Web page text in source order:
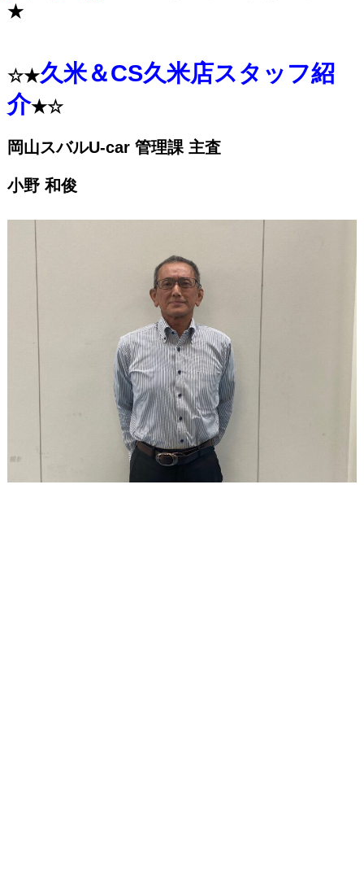
★
☆★久米＆CS久米店スタッフ紹
介★☆
岡山スバルU-car 管理課 主査
小野 和俊